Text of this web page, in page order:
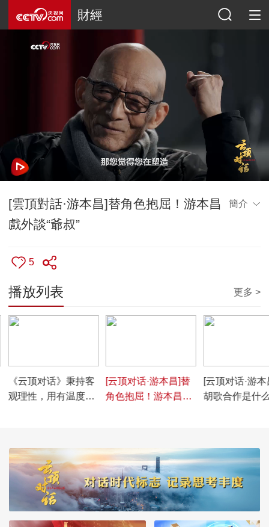
財經
[雲頂對話·游本昌]替角色抱屈！游本昌
戲外談“爺叔”
簡介
5
播放列表 更多 >
《云顶对话》秉持客
观理性，用有温度的
[云顶对话·游本昌]替
角色抱屈！游本昌戏
[云顶对话·游本
胡歌合作是什